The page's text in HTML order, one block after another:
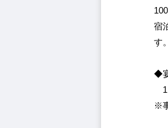
宿
す。
◆
1
※